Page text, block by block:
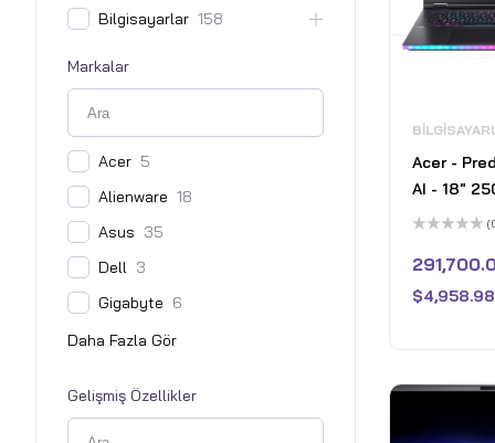
Bilgisayarlar 158
Markalar
Acer 5
Alienware 18
Asus 35
Dell 3
Gigabyte 6
Gelişmiş Özellikler
Acer -
AI - 18"
Laptop -
NVIDIA
5080 –
üzerinden
0
aldı
$